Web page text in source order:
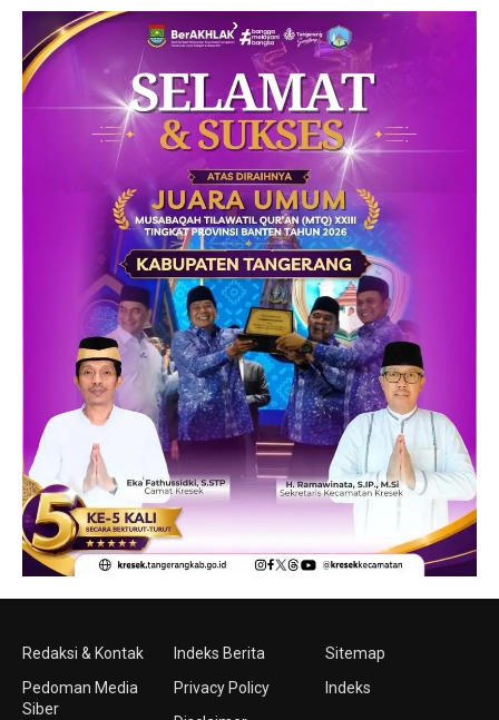
Redaksi & Kontak
Pedoman Media
Siber
Indeks Berita
Privacy Policy
Sitemap
Indeks